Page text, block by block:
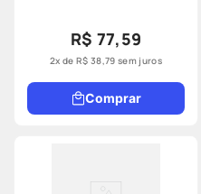
R$ 77,59
2x deR$ 38,79 sem juros
Comprar